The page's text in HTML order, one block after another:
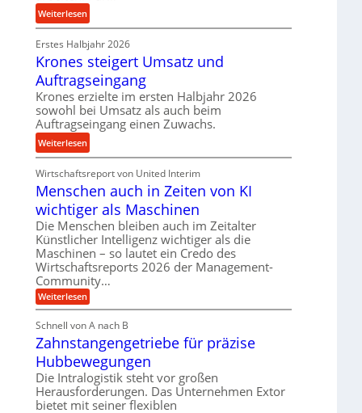
n
s
o
r
e
n
d
e
t
r
i
e
b
u
n
d
H
y
d
r
a
u
l
i
k
i
m
V
e
r
g
l
e
Weiterlesen:
P
r
ä
i
s
e
u
n
a
n
g
l
e
b
i
g
e
u
g
e
l
Erstes Halbjahr 2026
Krones steigert Umsatz und
Auftragseingang
Krones erzielte im ersten Halbjahr 2026
sowohl bei Umsatz als auch beim
Auftragseingang einen Zuwachs.
Weiterlesen:
K
r
o
e
s
s
t
e
i
g
e
r
t
m
s
Wirtschaftsreport von United Interim
Menschen auch in Zeiten von KI
wichtiger als Maschinen
Die Menschen bleiben auch im Zeitalter
Künstlicher Intelligenz wichtiger als die
Maschinen – so lautet ein Credo des
Wirtschaftsreports 2026 der Management-
Community…
Weiterlesen:
M
n
s
c
h
e
n
a
u
Schnell von A nach B
Zahnstangengetriebe für präzise
Hubbewegungen
Die Intralogistik steht vor großen
Herausforderungen. Das Unternehmen Extor
bietet mit seiner flexiblen